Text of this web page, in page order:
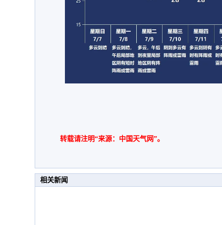
转载请注明“来源：中国天气网”。
相关新闻